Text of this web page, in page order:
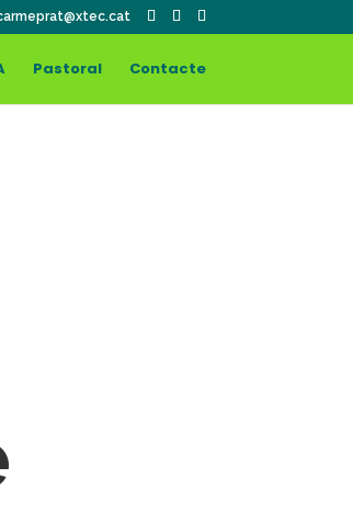
Pastoral Contacte